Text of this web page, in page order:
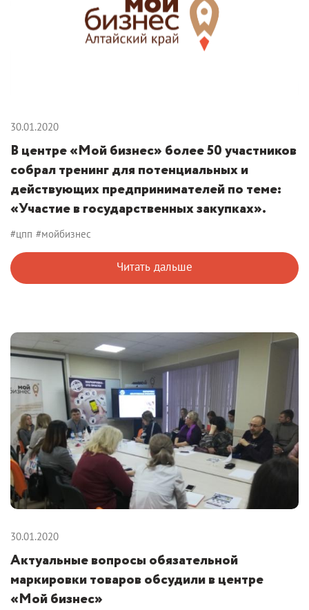
30.01.2020
В центре «Мой бизнес» более 50 участников
собрал тренинг для потенциальных и
действующих предпринимателей по теме:
«Участие в государственных закупках».
#цпп #мойбизнес
Читать дальше
30.01.2020
Актуальные вопросы обязательной
маркировки товаров обсудили в центре
«Мой бизнес»